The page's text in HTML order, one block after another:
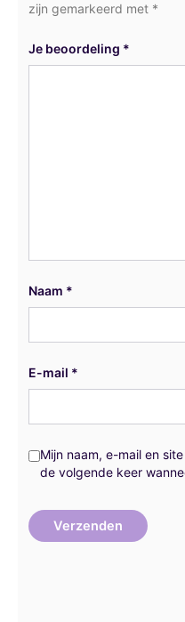
zijn gemarkeerd met *
Je beoordeling *
Naam *
E-mail *
Mijn naam, e-mail en
de volgende keer